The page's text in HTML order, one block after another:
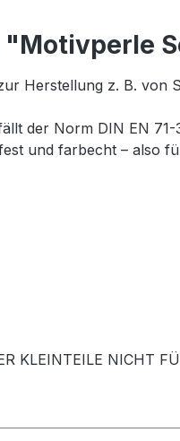
Herstellung z. B. von
der Norm DIN EN
und farbecht – also
KLEINTEILE NICHT